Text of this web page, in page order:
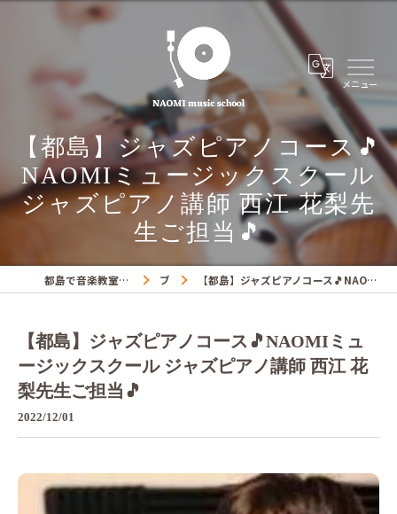
【都島】ジャズピアノコース🎵
NAOMIミュージックスクール
ジャズピアノ講師 西江 花梨先
生ご担当🎵
都島で音楽教室ならNAOMIミュージックスクール ブログ 【都島】ジャズピアノコース🎵NAOMIミュージックスクール ジャズピアノ講師 西江 花梨先生ご担当🎵
【都島】ジャズピアノコース🎵NAOMIミュ
ージックスクール ジャズピアノ講師 西江 花
梨先生ご担当🎵
2022/12/01